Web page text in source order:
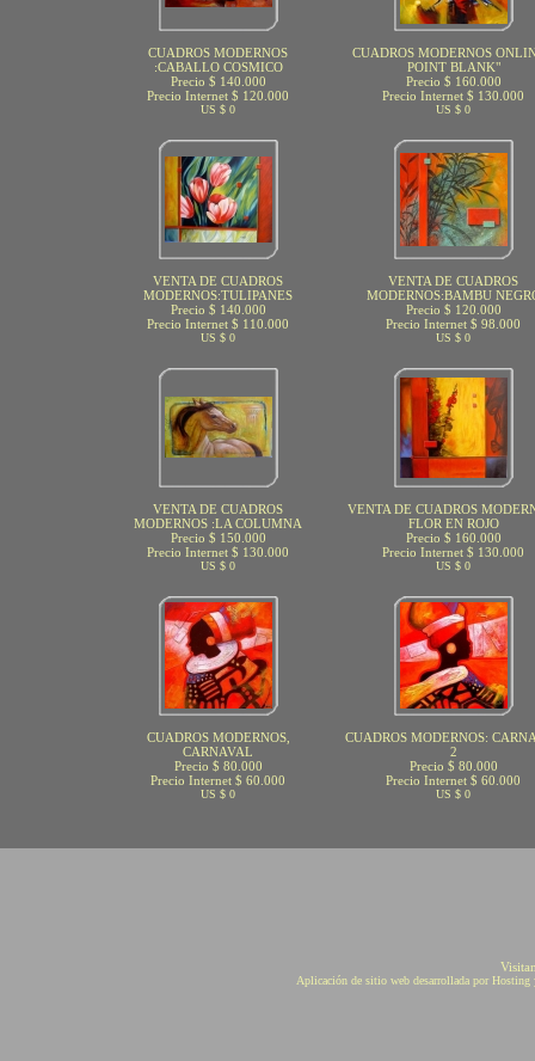
CUADROS MODERNOS
:CABALLO COSMICO
Precio $ 140.000
Precio Internet $ 120.000
US $ 0
CUADROS MODERNOS
POINT BLANK"
Precio $ 160.000
Precio Internet $ 130.000
US $ 0
VENTA DE CUADROS
MODERNOS:TULIPANES
Precio $ 140.000
Precio Internet $ 110.000
US $ 0
VENTA DE CUADROS
MODERNOS:BAMBU
Precio $ 120.000
Precio Internet $ 98.000
US $ 0
VENTA DE CUADROS
MODERNOS :LA COLUMNA
Precio $ 150.000
Precio Internet $ 130.000
US $ 0
VENTA DE CUADROS
FLOR EN ROJO
Precio $ 160.000
Precio Internet $ 130.000
US $ 0
CUADROS MODERNOS,
CARNAVAL
Precio $ 80.000
Precio Internet $ 60.000
US $ 0
CUADROS MODERNOS:
2
Precio $ 80.000
Precio Internet $ 60.000
US $ 0
Aplicación de sitio web desarrollada por